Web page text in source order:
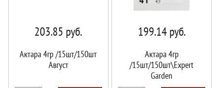
203.85 руб.
Актара 4гр /15шт/150шт
Август
199.14руб.
Актара 4гр
/15шт/150шт\Expert
Garden